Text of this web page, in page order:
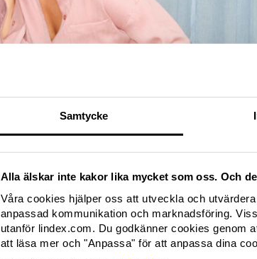
Samtycke
Alla älskar inte kakor lika mycket som oss. Och
Våra cookies hjälper oss att utveckla och
anpassad kommunikation och marknadsföring.
utanför lindex.com. Du godkänner cookies genom
att läsa mer och "Anpassa" för att anpassa dina